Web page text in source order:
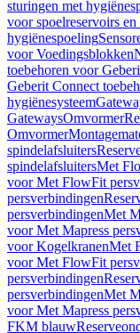
sturingen met
voor spoelreservoirs
hygiënespoeling
voor Voedingsblokken
toebehoren voor
Geberit Connect
hygiënesysteem
GatewaysOmvormer
Omvormer
spindelafsluiters
spindelafsluitersMet
voor Met FlowFit
persverbindingen
persverbindingenMet
voor Met Mapress
voor KogelkranenMet
voor Met FlowFit
persverbindingen
persverbindingenMet
voor Met Mapress
FKM blauw